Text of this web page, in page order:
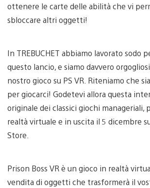
ottenere le carte delle abilità che vi
sbloccare altri oggetti!
In TREBUCHET abbiamo lavorato sodo
questo lancio, e siamo davvero
nostro gioco su PS VR. Riteniamo che
per giocarci! Godetevi allora questa
originale dei classici giochi manageriali,
realtà virtuale e in uscita il 5 dicembre
Store.
Prison Boss VR è un gioco in realtà
vendita di oggetti che trasformerà il